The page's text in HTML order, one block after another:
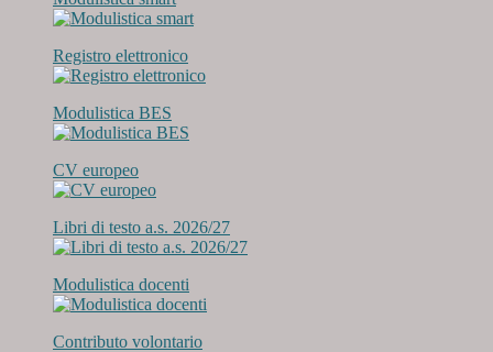
Registro elettronico
Modulistica BES
CV europeo
Libri di testo a.s. 2026/27
Modulistica docenti
Contributo volontario